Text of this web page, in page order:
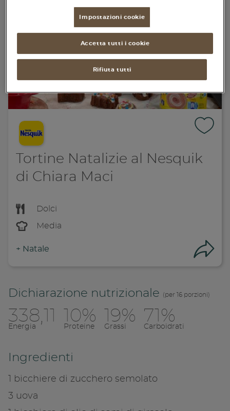
Tortine Natalizie al Nesquik
di Chiara Maci
Dolci
Media
+ Natale
Dichiarazione nutrizionale (per 16 porzioni)
338,11
Energia
10%
Proteine
19%
Grassi
71%
Carboidrati
Ingredienti
1 bicchiere di zucchero semolato
3 uova
Impostazioni cookie
Rifiuta tutti
Accetta tutti i cookie